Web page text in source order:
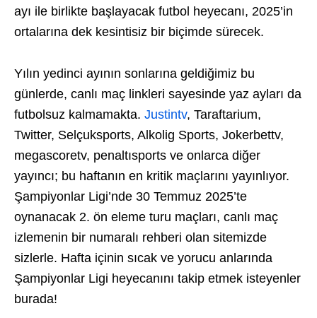
ayı ile birlikte başlayacak futbol heyecanı, 2025’in
ortalarına dek kesintisiz bir biçimde sürecek.
Yılın yedinci ayının sonlarına geldiğimiz bu
günlerde, canlı maç linkleri sayesinde yaz ayları da
futbolsuz kalmamakta. Justintv, Taraftarium,
Twitter, Selçuksports, Alkolig Sports, Jokerbettv,
megascoretv, penaltısports ve onlarca diğer
yayıncı; bu haftanın en kritik maçlarını yayınlıyor.
Şampiyonlar Ligi’nde 30 Temmuz 2025’te
oynanacak 2. ön eleme turu maçları, canlı maç
izlemenin bir numaralı rehberi olan sitemizde
sizlerle. Hafta içinin sıcak ve yorucu anlarında
Şampiyonlar Ligi heyecanını takip etmek isteyenler
burada!